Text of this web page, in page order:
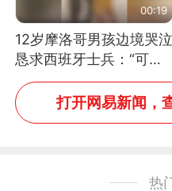
00:19
12岁摩洛哥男孩边境哭泣
恳求西班牙士兵：“可不
可以不要把我遣返回国”
打开网易新闻，
热